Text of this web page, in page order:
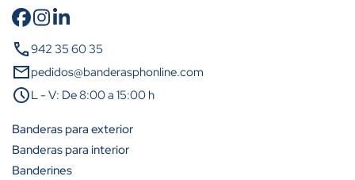
Cantidad
A partir de 50 unidades
A partir de 100 unidades
call942 35 60 35
mailpedidos@banderasphonline.com
scheduleL - V: De 8:00 a 15:00 h
Banderas para exterior
Banderas para interior
Banderines